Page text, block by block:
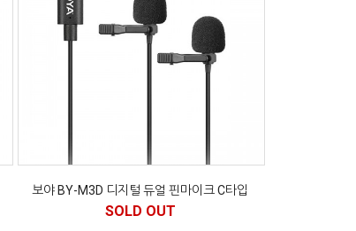
보야 BY-M3D 디지털 듀얼 핀마이크 C타입
SOLD OUT